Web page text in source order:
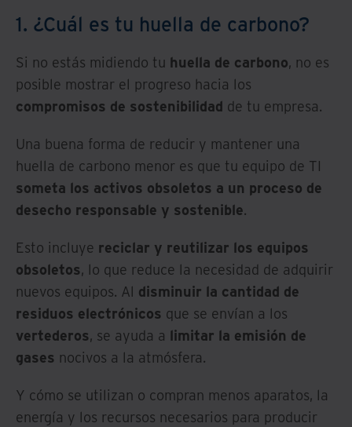
1. ¿Cuál es tu huella de carbono?
Si no estás midiendo tu huella de carbono, no es
posible mostrar el progreso hacia los
compromisos de sostenibilidad de tu empresa.
Una buena forma de reducir y mantener una
huella de carbono menor es que tu equipo de TI
someta los activos obsoletos a un proceso de
desecho responsable y sostenible.
Esto incluye reciclar y reutilizar los equipos
obsoletos, lo que reduce la necesidad de adquirir
nuevos equipos. Al disminuir la cantidad de
residuos electrónicos que se envían a los
vertederos, se ayuda a limitar la emisión de
gases nocivos a la atmósfera.
Y cómo se utilizan o compran menos aparatos, la
energía y los recursos necesarios para producir